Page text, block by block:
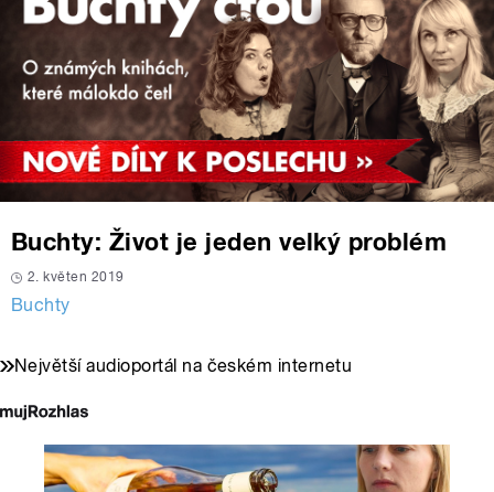
Buchty: Život je jeden velký problém
2. květen 2019
Buchty
Největší audioportál na českém internetu